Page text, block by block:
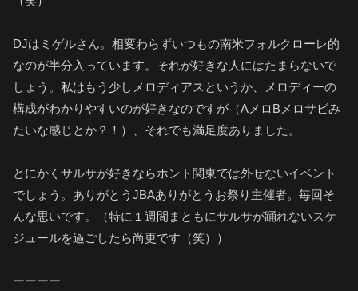
DJはミゲルさん。相変わらずいつもの南米フォルクローレ的
なのが半分入っています。それが好きな人にはたまらないで
しょう。私はもう少しメロディアスというか、メロディーの
構成がわかりやすいのが好きなのですが（AメロBメロサビみ
たいな感じとか？！）、それでも満足度ありました。
とにかくサルサが好きならホント関東では外せないイベント
でしょう。ありがとうJBAありがとうお祭り主催者。毎回そ
んな思いです。（特に１週間まともにサルサが踊れないスケ
ジュールを過ごしたら尚更です（笑））
ーーーー